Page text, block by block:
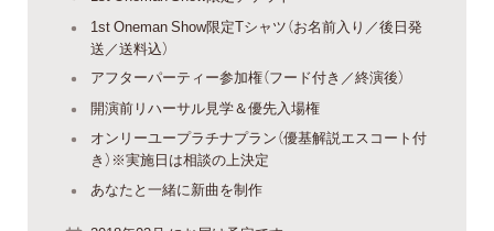
1st Oneman Show限定Tシャツ（お名前入り／後日発
送／送料込）
アフターパーティー参加権（フード付き／終演後）
開演前リハーサル見学＆優先入場権
オンリーユープラチナプラン（優基解説エスコート付
き）※実施日は相談の上決定
あなたと一緒に新曲を制作